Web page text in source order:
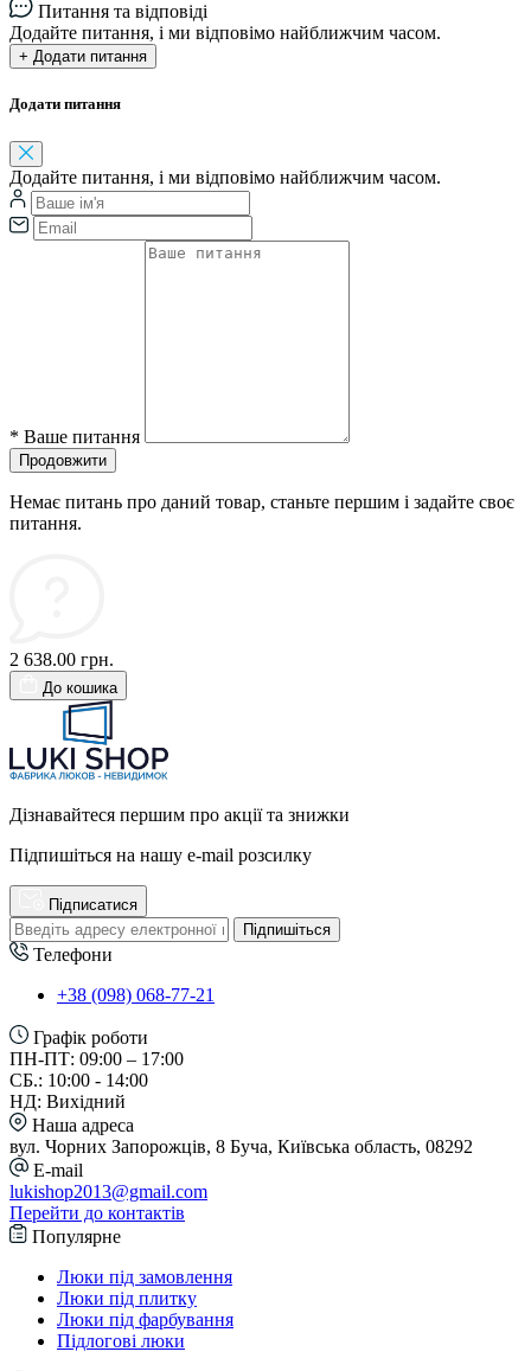
Питання та відповіді
Додайте питання, і ми відповімо найближчим часом.
+ Додати питання
Додати питання
Додайте питання, і ми відповімо найближчим часом.
* Ваше питання
Продовжити
Немає питань про даний товар, станьте першим і задайте своє
питання.
2 638.00 грн.
До кошика
Дізнавайтеся першим про акції та знижки
Підпишіться на нашу e-mail розсилку
Підписатися
Підпишіться
Телефони
+38 (098) 068-77-21
Графік роботи
ПН-ПТ: 09:00 – 17:00
СБ.: 10:00 - 14:00
НД: Вихідний
Наша адреса
вул. Чорних Запорожців, 8 Буча, Київська область, 08292
E-mail
lukishop2013@gmail.com
Перейти до контактів
Популярне
Люки під замовлення
Люки під плитку
Люки під фарбування
Підлогові люки